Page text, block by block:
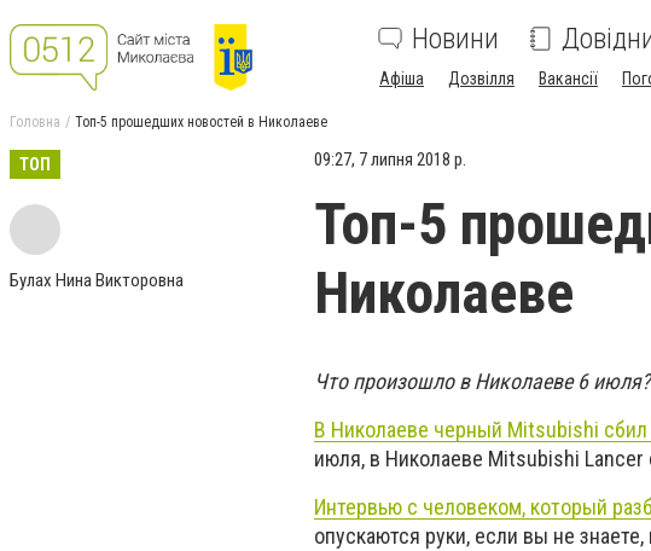
Новини
Афіша Дозвілля Вакансії
Головна Топ-5 прошедших новостей в Николаеве
ТОП
Булах Нина Викторовна
09:27, 7 липня 2018 р.
Топ-5
Николаеве
Что произошло в Николаеве 6
В Николаеве черный Mitsubishi
июля, в Николаеве Mitsubishi
Интервью с человеком, который
опускаются руки, если вы не